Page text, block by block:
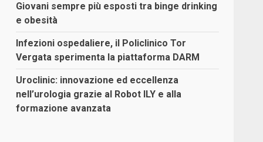
Giovani sempre più esposti tra binge drinking
e obesità
Infezioni ospedaliere, il Policlinico Tor
Vergata sperimenta la piattaforma DARM
Uroclinic: innovazione ed eccellenza
nell’urologia grazie al Robot ILY e alla
formazione avanzata